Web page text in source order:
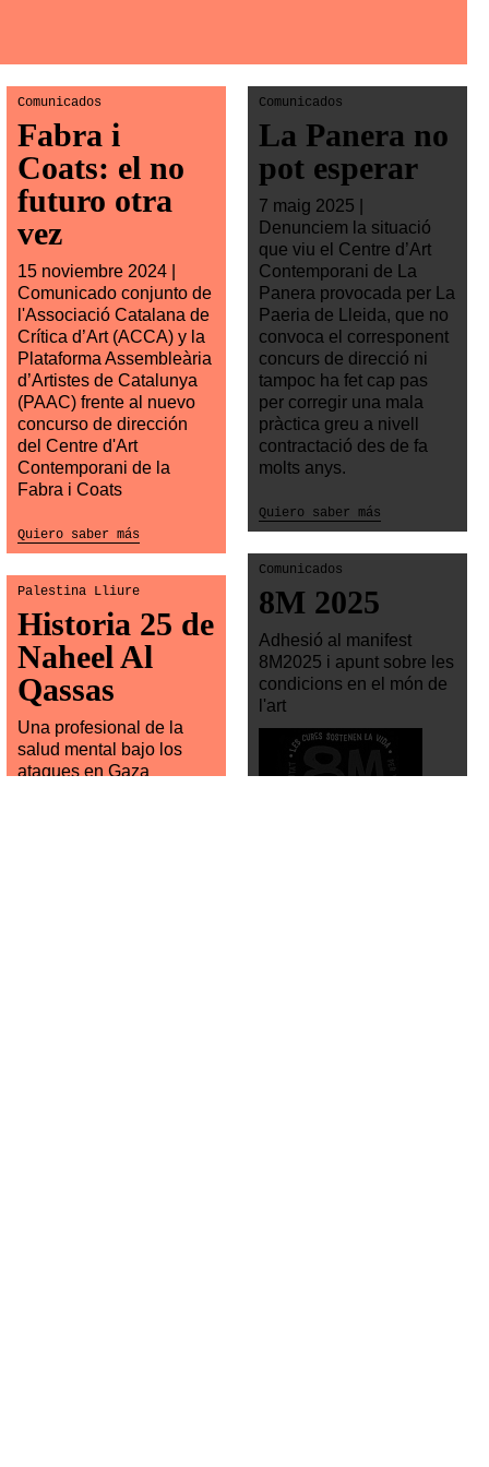
Comunicados
Fabra i
Coats: el no
futuro otra
vez
15 noviembre 2024 |
Comunicado conjunto de
l'Associació Catalana de
Crítica d’Art (ACCA) y la
Plataforma Assembleària
d’Artistes de Catalunya
(PAAC) frente al nuevo
concurso de dirección
del Centre d'Art
Contemporani de la
Fabra i Coats
Quiero saber más
Comunicados
La Panera no
pot esperar
7 maig 2025 |
Denunciem la situació
que viu el Centre d’Art
Contemporani de La
Panera provocada per La
Paeria de Lleida, que no
convoca el corresponent
concurs de direcció ni
tampoc ha fet cap pas
per corregir una mala
pràctica greu a nivell
contractació des de fa
molts anys.
Quiero saber más
Comunicados
8M 2025
Adhesió al manifest
8M2025 i apunt sobre les
condicions en el món de
l'art
Palestina Lliure
Historia 25 de
Naheel Al
Qassas
Una profesional de la
salud mental bajo los
ataques en Gaza